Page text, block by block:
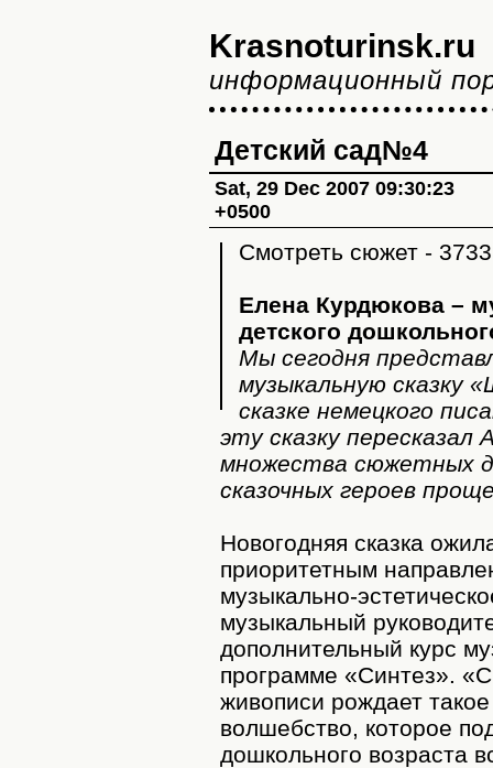
Krasnoturinsk.ru
информационный
Детский сад№4
Sat, 29 Dec 2007 09:30:23
+0500
Смотреть сюжет -
Елена Курдюкова –
детского
Мы сегодня
музыкальную сказку
сказке немецкого
эту сказку
множества сюжетных
сказочных героев
Новогодняя сказка
приоритетным
музыкально-
музыкальный
дополнительный курс
программе «Синтез».
живописи рождает
волшебство, которое
дошкольного возраста